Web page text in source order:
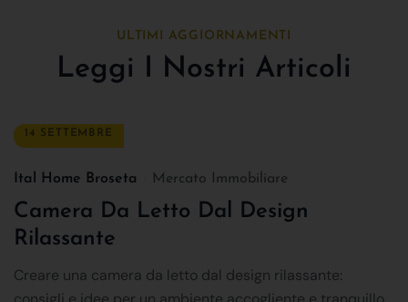
ULTIMI AGGIORNAMENTI
Leggi I Nostri Articoli
14 SETTEMBRE
Ital Home Broseta Mercato Immobiliare
Camera Da Letto Dal Design
Rilassante
Creare una camera da letto dal design rilassante: